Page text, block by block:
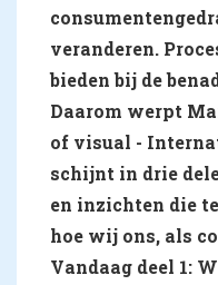
veranderen.
bieden bij de
Daarom werpt
of visual -
schijnt in drie
en inzichten die
hoe wij ons, als
Vandaag deel 1: